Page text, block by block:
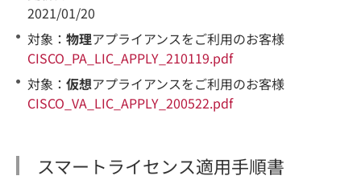
2021/01/20
対象： 物理アプライアンスをご利用のお客様
CISCO_PA_LIC_APPLY_210119.pdf
対象： 仮想アプライアンスをご利用のお客様
CISCO_VA_LIC_APPLY_200522.pdf
スマートライセンス適用手順書